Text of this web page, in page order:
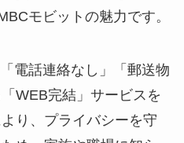
モビットの魅力です。
電話連絡なし」「郵送物
WEB完結」サービスを
り、プライバシーを守